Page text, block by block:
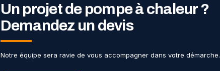
Un projet de pompe à chaleur ?
Demandez un devis
Notre équipe sera ravie de vous accompagner dans votre démarche.